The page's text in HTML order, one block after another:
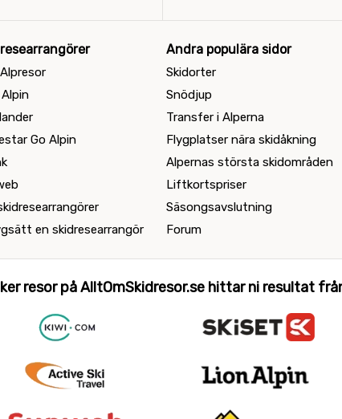
Go Alpin
en skidresearrangör
Andra populära sidor
Skidorter
Snödjup
Transfer i Alperna
Flygplatser nära skidåkning
Alpernas största skidområden
Liftkortspriser
Säsongsavslutning
Forum
resor på AlltOmSkidresor.se hittar ni resultat